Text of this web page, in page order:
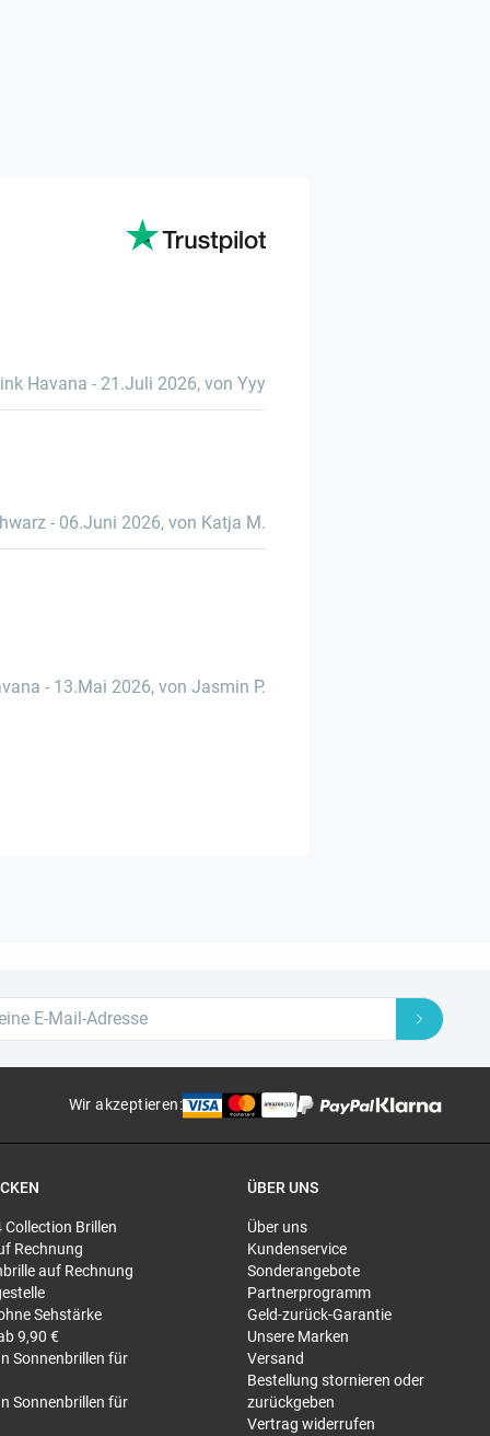
Havana - 21.Juli 2026, von Yyy
- 06.Juni 2026, von Katja M.
- 13.Mai 2026, von Jasmin P.
Wir akzeptieren:
Collection Brillen
Rechnung
auf Rechnung
Sehstärke
9,90 €
Sonnenbrillen für
Sonnenbrillen für
ÜBER UNS
Über uns
Kundenservice
Sonderangebote
Partnerprogramm
Geld-zurück-Garantie
Unsere Marken
Versand
Bestellung stornieren oder
zurückgeben
Vertrag widerrufen